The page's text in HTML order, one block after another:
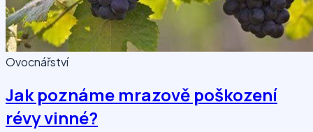
Ovocnářství
Jak poznáme mrazově poškození
révy vinné?